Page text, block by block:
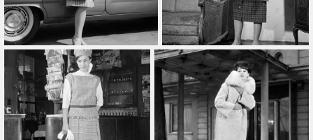
Orientáció
Összes
Gyűjtemény
Összes
Típus
Összes
Ajánlott Ingyenes
Légifelvétel